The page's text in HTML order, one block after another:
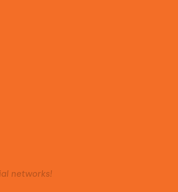
networks!